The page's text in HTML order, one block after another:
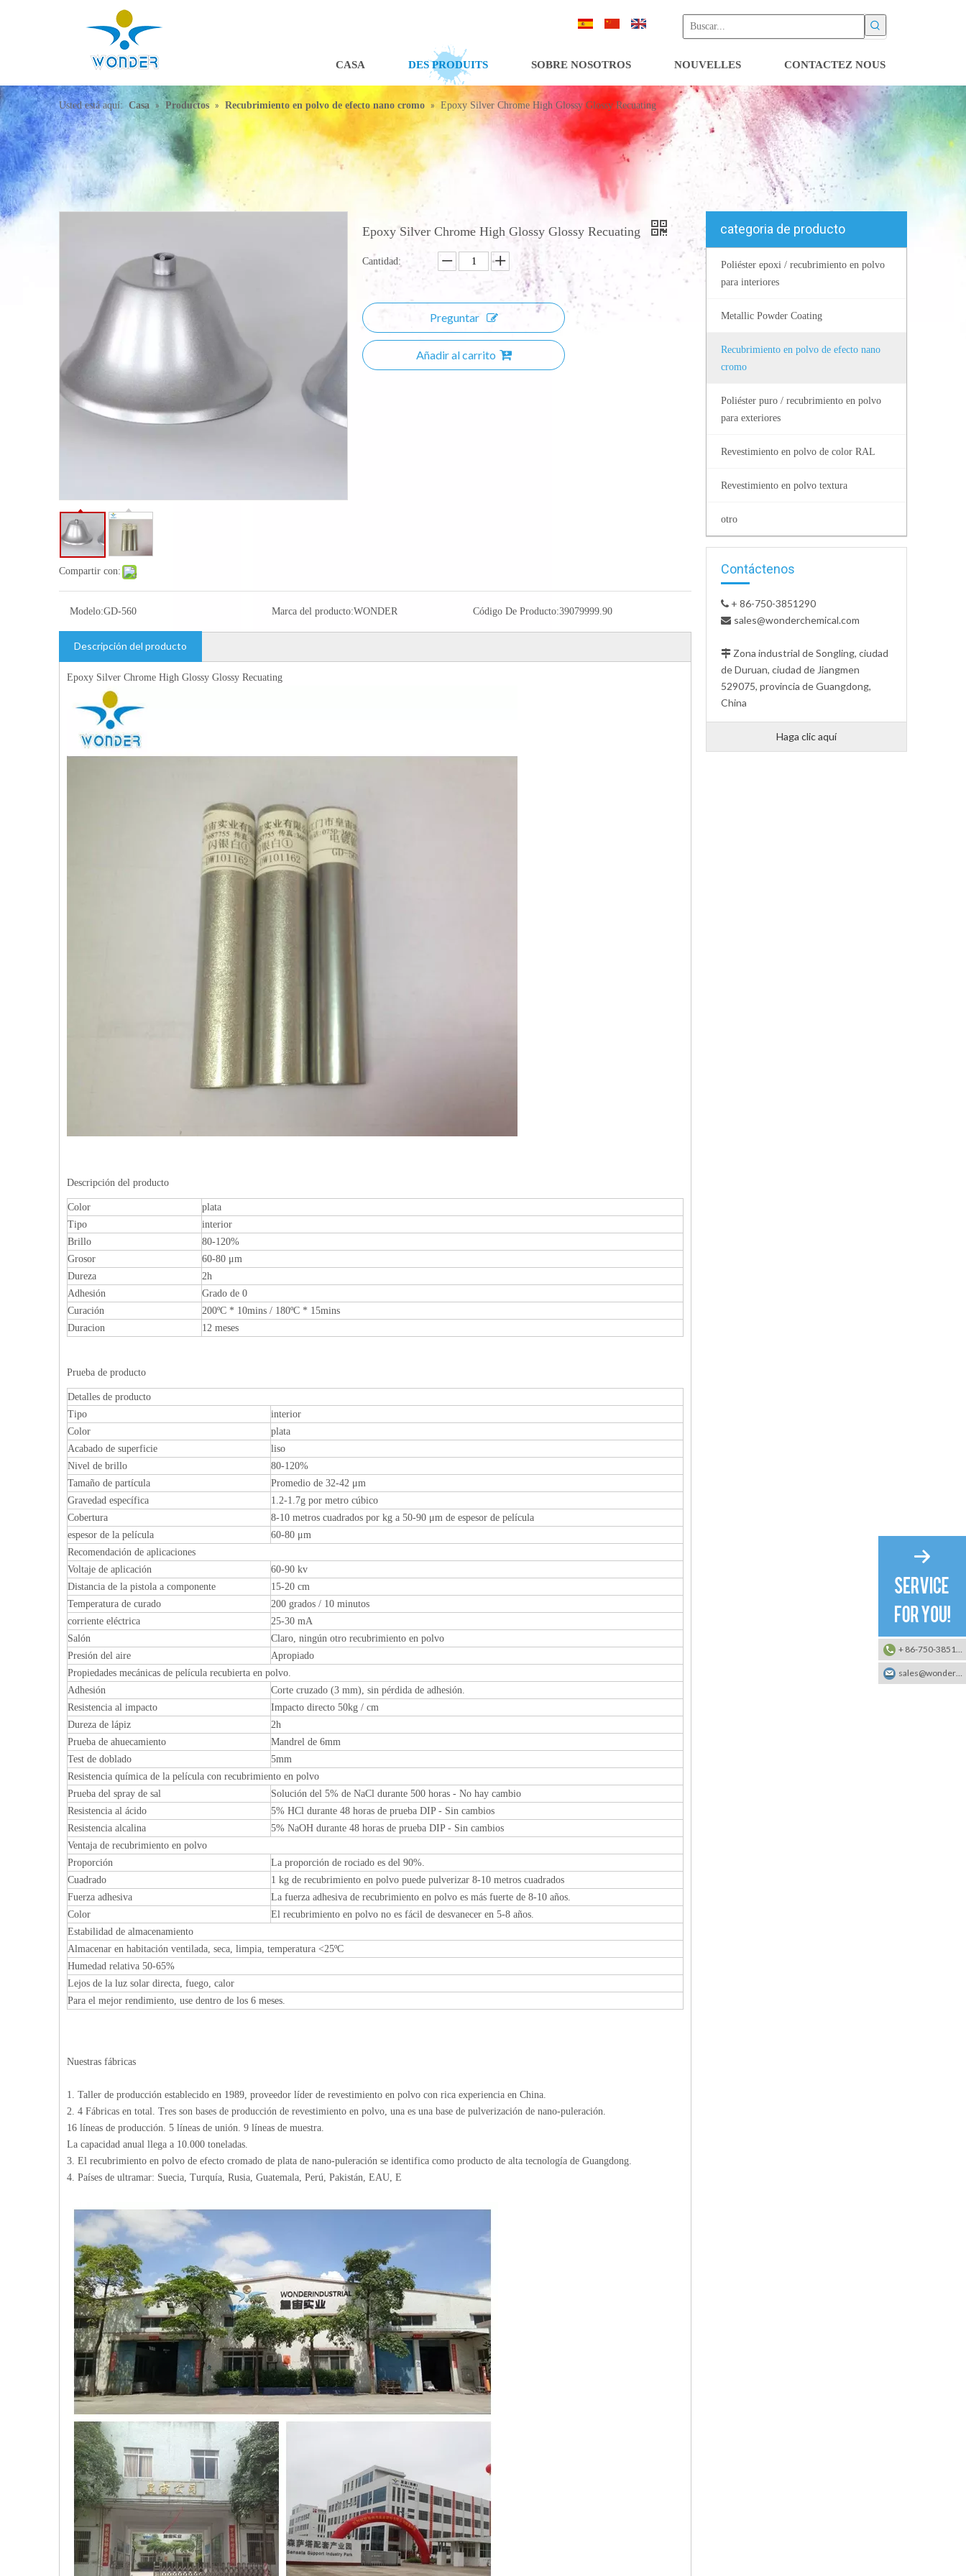
CASA DES PRODUITS SOBRE NOSOTROS NOUVELLES CONTACTEZ NOUS
Usted está aquí: Casa » Productos » Recubrimiento en polvo de efecto nano cromo » Epoxy Silver Chrome High Glossy Glossy Recuating
Compartir con:
Epoxy Silver Chrome High Glossy Glossy Recuating
Cantidad:
Preguntar
Añadir al carrito
Modelo:GD-560 Marca del producto:WONDER Código De Producto:39079999.90
Descripción del producto
Epoxy Silver Chrome High Glossy Glossy Recuating
Descripción del producto
Color
plata
Tipo
interior
Brillo
80-120%
Grosor
60-80 μm
Dureza
2h
Adhesión
Grado de 0
Curación
200ºC * 10mins / 180ºC * 15mins
Duracion
12 meses
Prueba de producto
Detalles de producto
Tipo
interior
Color
plata
Acabado de superficie
liso
Nivel de brillo
80-120%
Tamaño de partícula
Promedio de 32-42 μm
Gravedad específica
1.2-1.7g por metro cúbico
Cobertura
8-10 metros cuadrados por kg a 50-90 μm de espesor de película
espesor de la película
60-80 μm
Recomendación de aplicaciones
Voltaje de aplicación
60-90 kv
Distancia de la pistola a componente
15-20 cm
Temperatura de curado
200 grados / 10 minutos
corriente eléctrica
25-30 mA
Salón
Claro, ningún otro recubrimiento en polvo
Presión del aire
Apropiado
Propiedades mecánicas de película recubierta en polvo.
Adhesión
Corte cruzado (3 mm), sin pérdida de adhesión.
Resistencia al impacto
Impacto directo 50kg / cm
Dureza de lápiz
2h
Prueba de ahuecamiento
Mandrel de 6mm
Test de doblado
5mm
Resistencia química de la película con recubrimiento en polvo
Prueba del spray de sal
Solución del 5% de NaCl durante 500 horas - No hay cambio
Resistencia al ácido
5% HCl durante 48 horas de prueba DIP - Sin cambios
Resistencia alcalina
5% NaOH durante 48 horas de prueba DIP - Sin cambios
Ventaja de recubrimiento en polvo
Proporción
La proporción de rociado es del 90%.
Cuadrado
1 kg de recubrimiento en polvo puede pulverizar 8-10 metros cuadrados
Fuerza adhesiva
La fuerza adhesiva de recubrimiento en polvo es más fuerte de 8-10 años.
Color
El recubrimiento en polvo no es fácil de desvanecer en 5-8 años.
Estabilidad de almacenamiento
Almacenar en habitación ventilada, seca, limpia, temperatura <25ºC
Humedad relativa 50-65%
Lejos de la luz solar directa, fuego, calor
Para el mejor rendimiento, use dentro de los 6 meses.
Nuestras fábricas
1. Taller de producción establecido en 1989, proveedor líder de revestimiento en polvo con rica experiencia en China.
2. 4 Fábricas en total. Tres son bases de producción de revestimiento en polvo, una es una base de pulverización de nano-puleración.
16 líneas de producción. 5 líneas de unión. 9 líneas de muestra.
La capacidad anual llega a 10.000 toneladas.
3. El recubrimiento en polvo de efecto cromado de plata de nano-puleración se identifica como producto de alta tecnología de Guangdong.
4. Países de ultramar: Suecia, Turquía, Rusia, Guatemala, Perú, Pakistán, EAU, E
categoria de producto
Poliéster epoxi / recubrimiento en polvo
para interiores
Metallic Powder Coating
Recubrimiento en polvo de efecto nano
cromo
Poliéster puro / recubrimiento en polvo
para exteriores
Revestimiento en polvo de color RAL
Revestimiento en polvo textura
otro
Contáctenos
 + 86-750-3851290
 sales@wonderchemical.com
 Zona industrial de Songling, ciudad
de Duruan, ciudad de Jiangmen
529075, provincia de Guangdong,
China
Haga clic aquí
+ 86-750-3851290
sales@wonderchemical.com